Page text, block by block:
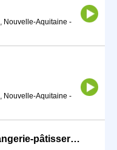
Nouvelle-Aquitaine -
Nouvelle-Aquitaine -
Vendeur / Vendeuse en boulangerie-pâtisserie (H/F)